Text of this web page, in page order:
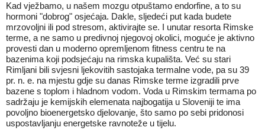
Kad vježbamo, u našem mozgu otpuštamo endorfine, a to su
hormoni "dobrog" osjećaja. Dakle, sljedeći put kada budete
mrzovoljni ili pod stresom, aktivirajte se. I unutar resorta Rimske
terme, a ne samo u predivnoj njegovoj okolici, moguće je aktivno
provesti dan u moderno opremljenom fitness centru te na
bazenima koji podsjećaju na rimska kupališta. Već su stari
Rimljani bili svjesni ljekovitih sastojaka termalne vode, pa su 39
pr. n. e. na mjestu gdje su danas Rimske terme izgradili prve
bazene s toplom i hladnom vodom. Voda u Rimskim termama po
sadržaju je kemijskih elemenata najbogatija u Sloveniji te ima
povoljno bioenergetsko djelovanje, što samo po sebi pridonosi
uspostavljanju energetske ravnoteže u tijelu.